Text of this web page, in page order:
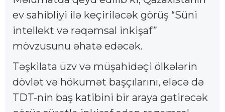
ev sahibliyi ilə keçiriləcək görüş “Süni
intellekt və rəqəmsal inkişaf”
mövzusunu əhatə edəcək.
Təşkilata üzv və müşahidəçi ölkələrin
dövlət və hökumət başçılarını, eləcə də
TDT-nin baş katibini bir araya gətirəcək